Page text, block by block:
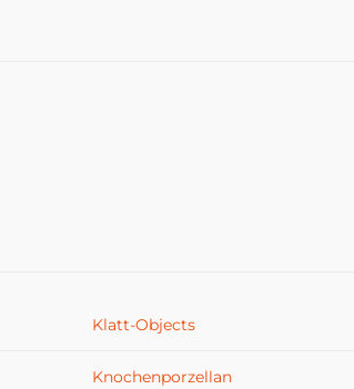
Klatt-Objects
Knochenporzellan